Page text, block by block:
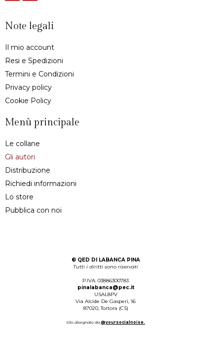
Note legali
Il mio account
Resi e Spedizioni
Termini e Condizioni
Privacy policy
Cookie Policy
Menù principale
Le collane
Gli autori
Distribuzione
Richiedi informazioni
Lo store
Pubblica con noi
© QED DI LABANCA PINA
Tutti i diritti sono riservati
P.IVA. 03886300783
pinalabanca@pec.it
USAL8PV
Via Alcide De Gasperi, 16
87020, Tortora (CS)
Sito disegnato da @yoursocialnoise.